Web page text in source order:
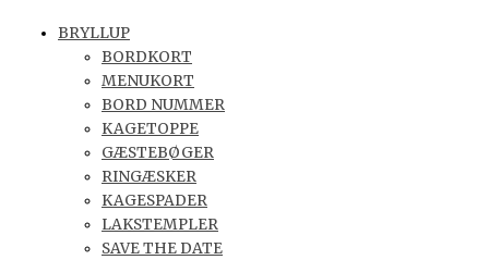
BRYLLUP
BORDKORT
MENUKORT
BORD NUMMER
KAGETOPPE
GÆSTEBØGER
RINGÆSKER
KAGESPADER
LAKSTEMPLER
SAVE THE DATE